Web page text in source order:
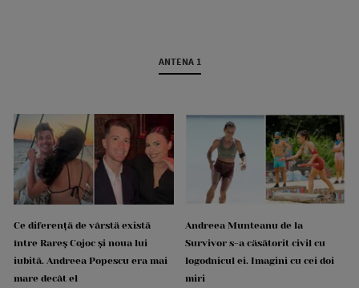
ANTENA 1
Ce diferență de vârstă există
între Rareș Cojoc și noua lui
iubită. Andreea Popescu era mai
mare decât el
Andreea Munteanu de la
Survivor s-a căsătorit civil cu
logodnicul ei. Imagini cu cei doi
miri